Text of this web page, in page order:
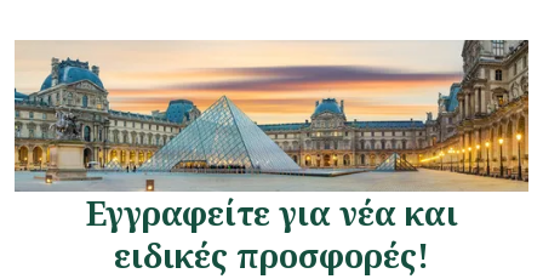
Εγγραφείτε για νέα και
ειδικές προσφορές!